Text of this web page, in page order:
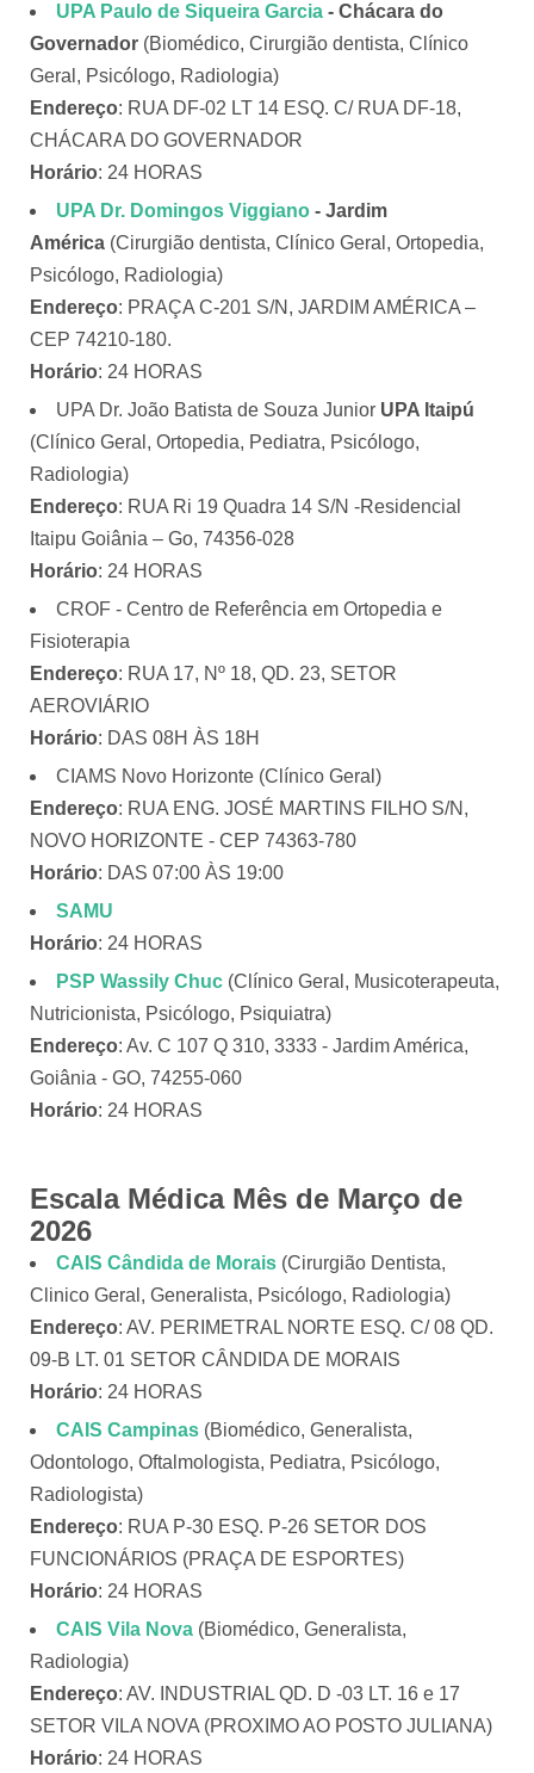
UPA Paulo de Siqueira Garcia - Chácara do
Governador (Biomédico, Cirurgião dentista, Clínico
Geral, Psicólogo, Radiologia)
Endereço: RUA DF-02 LT 14 ESQ. C/ RUA DF-18,
CHÁCARA DO GOVERNADOR
Horário: 24 HORAS
UPA Dr. Domingos Viggiano - Jardim
América (Cirurgião dentista, Clínico Geral, Ortopedia,
Psicólogo, Radiologia)
Endereço: PRAÇA C-201 S/N, JARDIM AMÉRICA –
CEP 74210-180.
Horário: 24 HORAS
UPA Dr. João Batista de Souza Junior UPA Itaipú
(Clínico Geral, Ortopedia, Pediatra, Psicólogo,
Radiologia)
Endereço: RUA Ri 19 Quadra 14 S/N -Residencial
Itaipu Goiânia – Go, 74356-028
Horário: 24 HORAS
CROF - Centro de Referência em Ortopedia e
Fisioterapia
Endereço: RUA 17, Nº 18, QD. 23, SETOR
AEROVIÁRIO
Horário: DAS 08H ÀS 18H
CIAMS Novo Horizonte (Clínico Geral)
Endereço: RUA ENG. JOSÉ MARTINS FILHO S/N,
NOVO HORIZONTE - CEP 74363-780
Horário: DAS 07:00 ÀS 19:00
SAMU
Horário: 24 HORAS
PSP Wassily Chuc (Clínico Geral, Musicoterapeuta,
Nutricionista, Psicólogo, Psiquiatra)
Endereço: Av. C 107 Q 310, 3333 - Jardim América,
Goiânia - GO, 74255-060
Horário: 24 HORAS
Escala Médica Mês de Março de
2026
CAIS Cândida de Morais (Cirurgião Dentista,
Clinico Geral, Generalista, Psicólogo, Radiologia)
Endereço: AV. PERIMETRAL NORTE ESQ. C/ 08 QD.
09-B LT. 01 SETOR CÂNDIDA DE MORAIS
Horário: 24 HORAS
CAIS Campinas (Biomédico, Generalista,
Odontologo, Oftalmologista, Pediatra, Psicólogo,
Radiologista)
Endereço: RUA P-30 ESQ. P-26 SETOR DOS
FUNCIONÁRIOS (PRAÇA DE ESPORTES)
Horário: 24 HORAS
CAIS Vila Nova (Biomédico, Generalista,
Radiologia)
Endereço: AV. INDUSTRIAL QD. D -03 LT. 16 e 17
SETOR VILA NOVA (PROXIMO AO POSTO JULIANA)
Horário: 24 HORAS